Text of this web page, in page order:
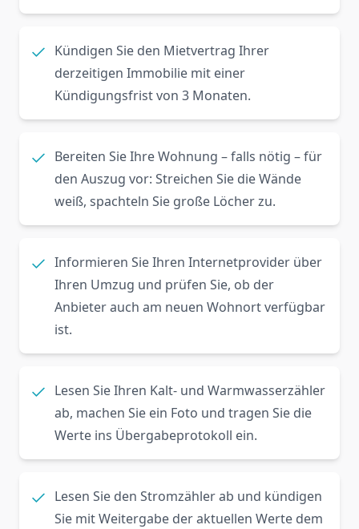
Kündigen Sie den Mietvertrag Ihrer
derzeitigen Immobilie mit einer
Kündigungsfrist von 3 Monaten.
Bereiten Sie Ihre Wohnung – falls nötig – für
den Auszug vor: Streichen Sie die Wände
weiß, spachteln Sie große Löcher zu.
Informieren Sie Ihren Internetprovider über
Ihren Umzug und prüfen Sie, ob der
Anbieter auch am neuen Wohnort verfügbar
ist.
Lesen Sie Ihren Kalt- und Warmwasserzähler
ab, machen Sie ein Foto und tragen Sie die
Werte ins Übergabeprotokoll ein.
Lesen Sie den Stromzähler ab und kündigen
Sie mit Weitergabe der aktuellen Werte dem